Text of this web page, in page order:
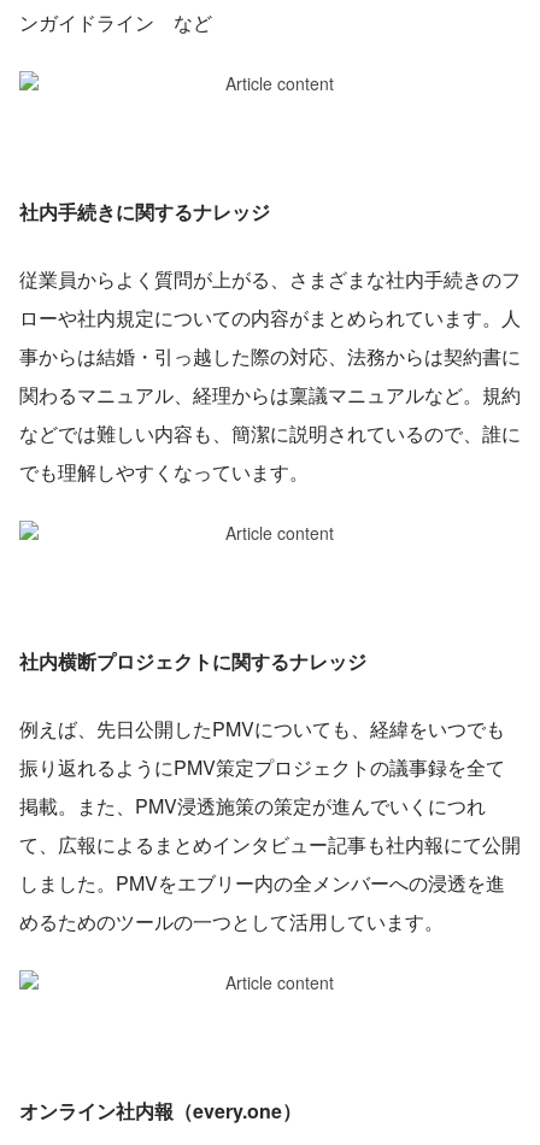
ンガイドライン　など
社内手続きに関するナレッジ
従業員からよく質問が上がる、さまざまな社内手続きのフ
ローや社内規定についての内容がまとめられています。人
事からは結婚・引っ越した際の対応、法務からは契約書に
関わるマニュアル、経理からは稟議マニュアルなど。規約
などでは難しい内容も、簡潔に説明されているので、誰に
でも理解しやすくなっています。
社内横断プロジェクトに関するナレッジ
例えば、先日公開したPMVについても、経緯をいつでも
振り返れるようにPMV策定プロジェクトの議事録を全て
掲載。また、PMV浸透施策の策定が進んでいくにつれ
て、広報によるまとめインタビュー記事も社内報にて公開
しました。PMVをエブリー内の全メンバーへの浸透を進
めるためのツールの一つとして活用しています。
オンライン社内報（every.one）